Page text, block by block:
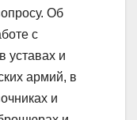
Об
с
уставах и
армий, в
и